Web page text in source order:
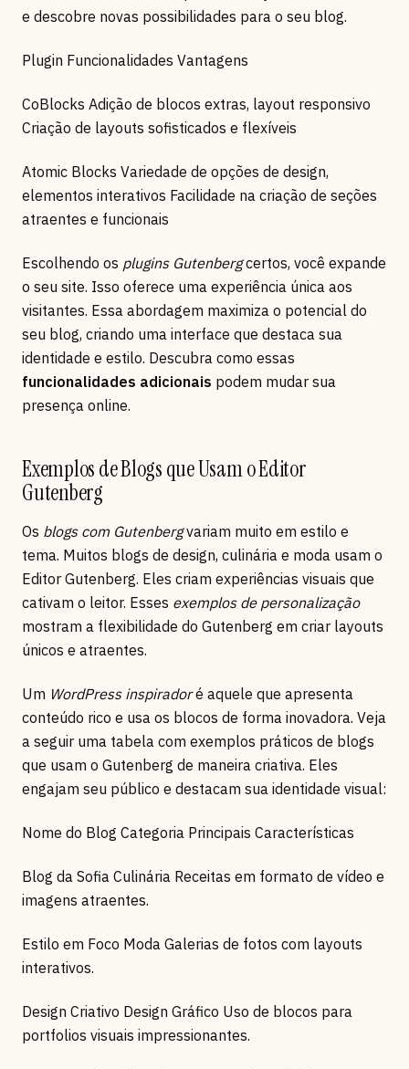
e descobre novas possibilidades para o seu blog.
Plugin Funcionalidades Vantagens
CoBlocks Adição de blocos extras, layout responsivo
Criação de layouts sofisticados e flexíveis
Atomic Blocks Variedade de opções de design,
elementos interativos Facilidade na criação de seções
atraentes e funcionais
Escolhendo os plugins Gutenbergcertos, você expande
o seu site. Isso oferece uma experiência única aos
visitantes. Essa abordagem maximiza o potencial do
seu blog, criando uma interface que destaca sua
identidade e estilo. Descubra como essas
funcionalidades adicionais podem mudar sua
presença online.
Exemplos de Blogs que Usam o Editor
Gutenberg
Os blogs com Gutenbergvariam muito em estilo e
tema. Muitos blogs de design, culinária e moda usam o
Editor Gutenberg. Eles criam experiências visuais que
cativam o leitor. Esses exemplos de personalização
mostram a flexibilidade do Gutenberg em criar layouts
únicos e atraentes.
Um WordPress inspiradoré aquele que apresenta
conteúdo rico e usa os blocos de forma inovadora. Veja
a seguir uma tabela com exemplos práticos de blogs
que usam o Gutenberg de maneira criativa. Eles
engajam seu público e destacam sua identidade visual:
Nome do Blog Categoria Principais Características
Blog da Sofia Culinária Receitas em formato de vídeo e
imagens atraentes.
Estilo em Foco Moda Galerias de fotos com layouts
interativos.
Design Criativo Design Gráfico Uso de blocos para
portfolios visuais impressionantes.